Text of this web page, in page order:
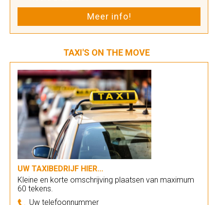
Meer info!
TAXI'S ON THE MOVE
UW TAXIBEDRIJF HIER...
Kleine en korte omschrijving plaatsen van maximum
60 tekens.
Uw telefoonnummer